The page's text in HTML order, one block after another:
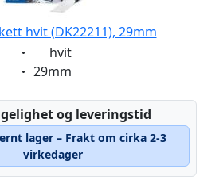
hvit (DK22211), 29mm
Eigenschaft:
hvit
Eigenschaft:
29mm
og leveringstid
lager – Frakt om cirka 2-3
virkedager